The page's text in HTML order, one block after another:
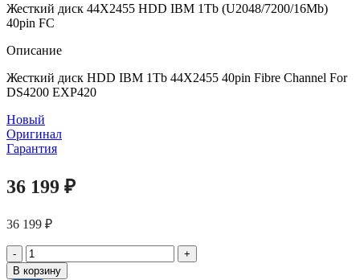
Жесткий диск 44X2455 HDD IBM 1Tb (U2048/7200/16Mb)
40pin FC
Описание
Жесткий диск HDD IBM 1Tb 44X2455 40pin Fibre Channel For
DS4200 EXP420
Новый
Оригинал
Гарантия
36 199 ₽
36 199 ₽
Количество
товара
В корзину